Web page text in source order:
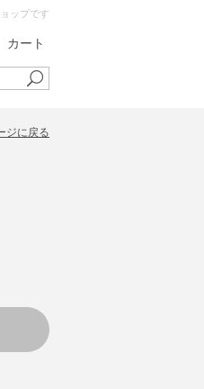
ップです
カート
ジに戻る